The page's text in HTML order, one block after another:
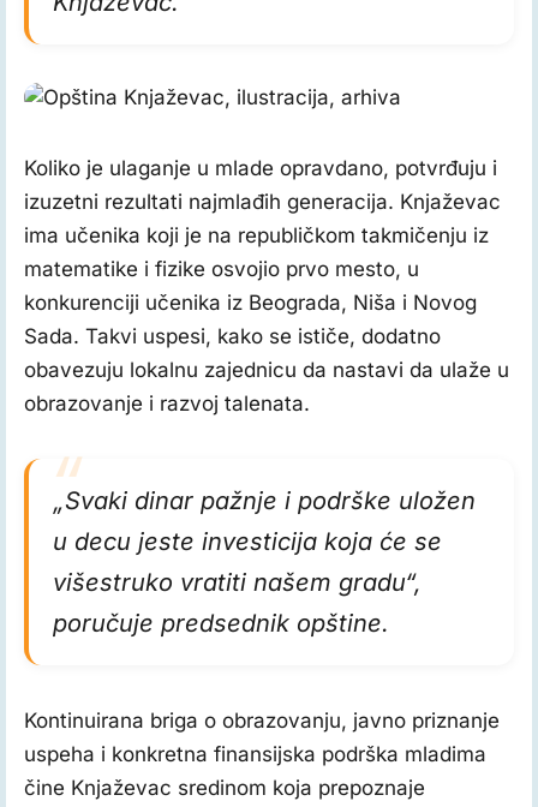
Koliko je ulaganje u mlade opravdano, potvrđuju i
izuzetni rezultati najmlađih generacija. Knjaževac
ima učenika koji je na republičkom takmičenju iz
matematike i fizike osvojio prvo mesto, u
konkurenciji učenika iz Beograda, Niša i Novog
Sada. Takvi uspesi, kako se ističe, dodatno
obavezuju lokalnu zajednicu da nastavi da ulaže u
obrazovanje i razvoj talenata.
„Svaki dinar pažnje i podrške uložen
u decu jeste investicija koja će se
višestruko vratiti našem gradu“,
poručuje predsednik opštine.
Kontinuirana briga o obrazovanju, javno priznanje
uspeha i konkretna finansijska podrška mladima
čine Knjaževac sredinom koja prepoznaje